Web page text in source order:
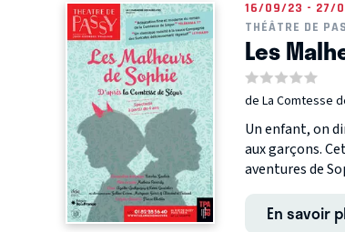
16/09/23 - 27/
THÉÂTRE DE
Les
de La Comtesse
Un enfant, on
aux garçons.
aventures de
En savoir